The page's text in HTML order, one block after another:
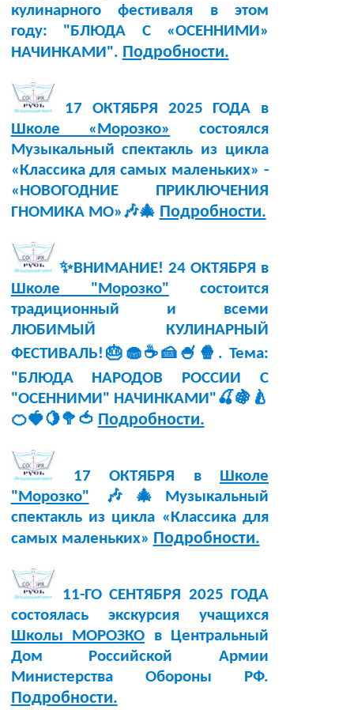
кулинарного фестиваля в этом
году: "БЛЮДА С «ОСЕННИМИ»
НАЧИНКАМИ". Подробности.
17 ОКТЯБРЯ 2025 ГОДА в
Школе «Морозко»
состоялся
Музыкальный спектакль из цикла
«Классика для самых маленьких» -
«НОВОГОДНИЕ ПРИКЛЮЧЕНИЯ
ГНОМИКА МО»🎶🎄 Подробности.
✨ВНИМАНИЕ! 24 ОКТЯБРЯ в
Школе "Морозко" состоится
традиционный и всеми
ЛЮБИМЫЙ КУЛИНАРНЫЙ
ФЕСТИВАЛЬ!🎂🧁☕🍰🍧🍿. Тема:
"БЛЮДА НАРОДОВ РОССИИ С
"ОСЕННИМИ" НАЧИНКАМИ"🍒🍇🍐
🍊🍓🍋🥦🍅 Подробности.
17 ОКТЯБРЯ в Школе
"Морозко" 🎶🎄Музыкальный
спектакль из цикла «Классика для
самых маленьких» Подробности.
11-ГО СЕНТЯБРЯ 2025 ГОДА
состоялась экскурсия учащихся
Школы МОРОЗКО в Центральный
Дом Российской Армии
Министерства Обороны РФ.
Подробности.